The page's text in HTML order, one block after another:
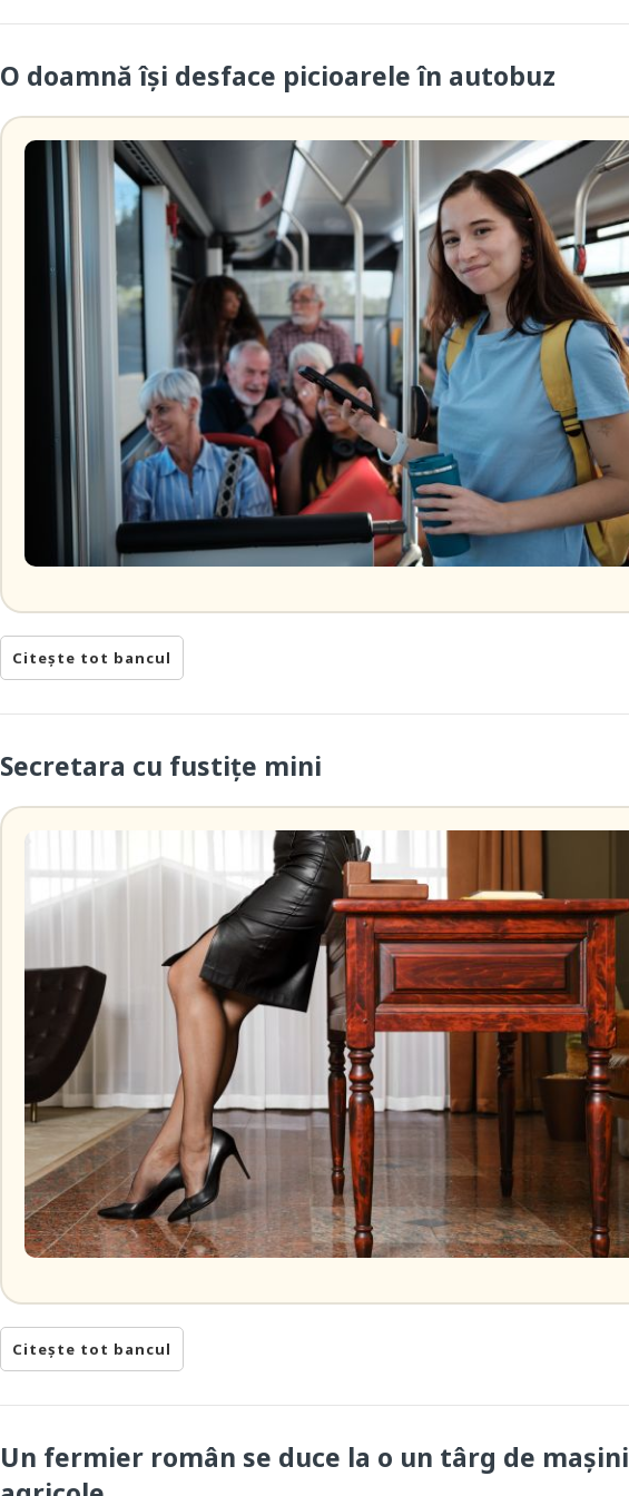
O doamnă își desface picioarele în autobuz
Citește tot bancul
Secretara cu fustițe mini
Citește tot bancul
Un fermier român se duce la o un târg de mașini